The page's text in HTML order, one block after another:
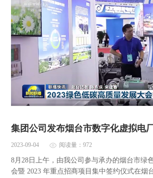
集团公司发布烟台市数字化虚拟电
2023-09-04 阅读量：972
8月28日上午，由我公司参与承办的烟台市绿
会暨 2023 年重点招商项目集中签约仪式在烟